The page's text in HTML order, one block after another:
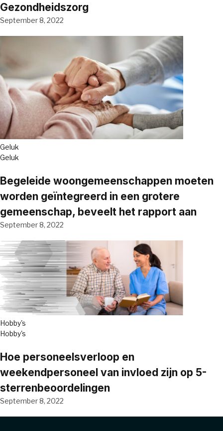
Gezondheidszorg
September 8, 2022
Geluk
Geluk
Begeleide woongemeenschappen moeten
worden geïntegreerd in een grotere
gemeenschap, beveelt het rapport aan
September 8, 2022
Hobby's
Hobby's
Hoe personeelsverloop en
weekendpersoneel van invloed zijn op 5-
sterrenbeoordelingen
September 8, 2022